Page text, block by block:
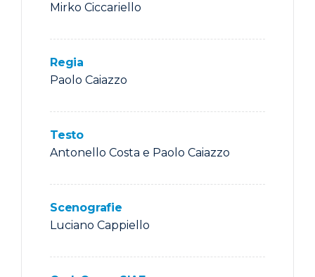
Mirko Ciccariello
Regia
Paolo Caiazzo
Testo
Antonello Costa e Paolo Caiazzo
Scenografie
Luciano Cappiello